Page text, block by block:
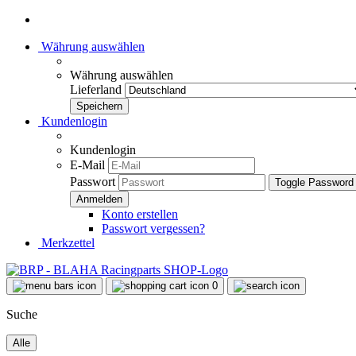
Währung auswählen
Währung auswählen
Lieferland
Kundenlogin
Kundenlogin
E-Mail
Passwort
Toggle
Konto erstellen
Passwort vergessen?
Merkzettel
0
Suche
Alle